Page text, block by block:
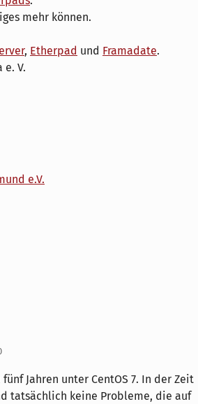
mehr können.
, Etherpad und Framadate.
V.
e.V.
Jahren unter CentOS 7. In der Zeit
tatsächlich keine Probleme, die auf